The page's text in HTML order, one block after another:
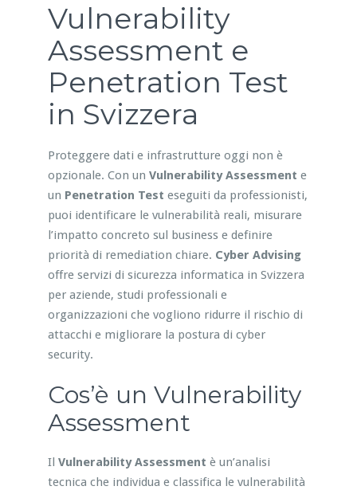
Vulnerability
Assessment e
Penetration Test
in Svizzera
Proteggere dati e infrastrutture oggi non è
opzionale. Con un Vulnerability Assessment e
un Penetration Test eseguiti da professionisti,
puoi identificare le vulnerabilità reali, misurare
l’impatto concreto sul business e definire
priorità di remediation chiare. Cyber Advising
offre servizi di sicurezza informatica in Svizzera
per aziende, studi professionali e
organizzazioni che vogliono ridurre il rischio di
attacchi e migliorare la postura di cyber
security.
Cos’è un Vulnerability
Assessment
Il Vulnerability Assessment è un’analisi
tecnica che individua e classifica le vulnerabilità